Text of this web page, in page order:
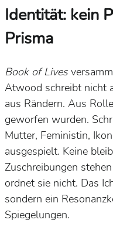
Identität: kein
Prisma
Book of Lives
Atwood schreibt nicht
aus Rändern. Aus
geworfen wurden.
Mutter, Feministin,
ausgespielt. Keine
Zuschreibungen
ordnet sie nicht. Das
sondern ein
Spiegelungen.